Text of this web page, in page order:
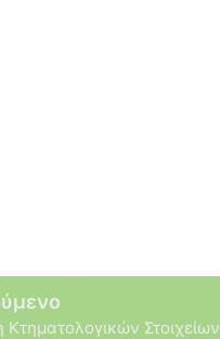
Κτηματολογικών Στοιχείων